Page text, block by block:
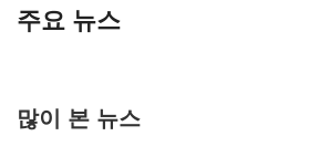
주요 뉴스
많이 본 뉴스